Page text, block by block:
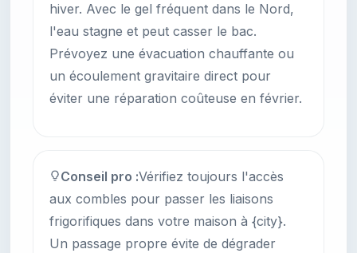
hiver. Avec le gel fréquent dans le Nord,
l'eau stagne et peut casser le bac.
Prévoyez une évacuation chauffante ou
un écoulement gravitaire direct pour
éviter une réparation coûteuse en février.
Conseil pro :Vérifiez toujours l'accès
aux combles pour passer les liaisons
frigorifiques dans votre maison à {city}.
Un passage propre évite de dégrader